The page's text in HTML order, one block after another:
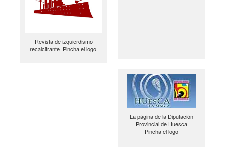
Revista de izquierdismo
recalcitrante ¡Pincha el logo!
La página de la Diputación
Provincial de Huesca
¡Pincha el logo!